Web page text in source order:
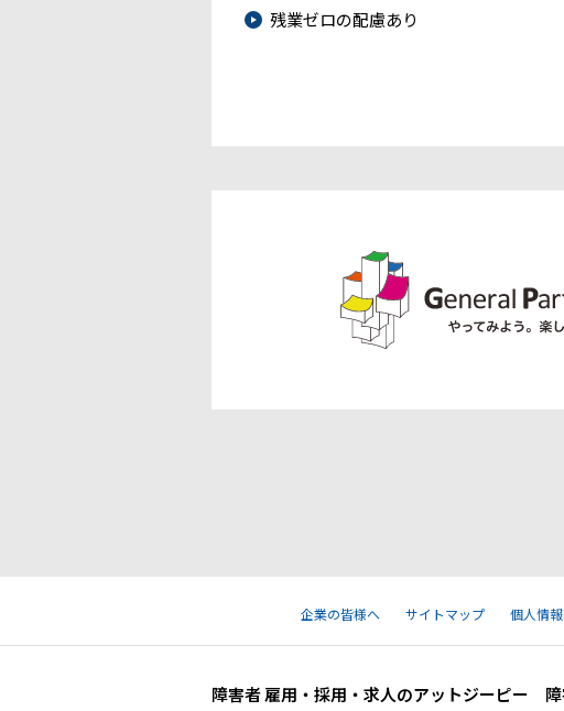
残業ゼロの配慮あり
企業の皆様へ サイトマップ 個人情
障害者 雇用・採用・求人のアットジーピー